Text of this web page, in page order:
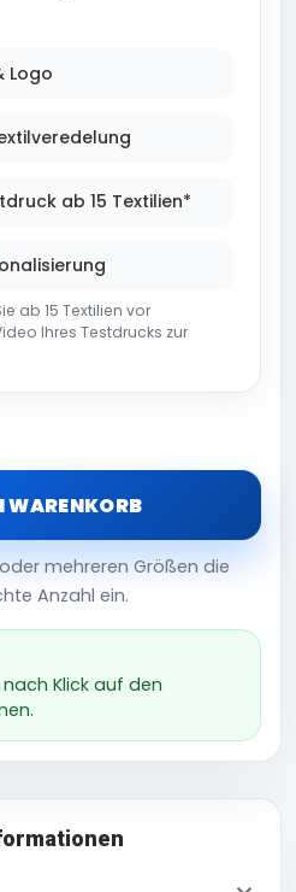
Logo
ab 15 Textilien*
ab 15 Textilien vor
Ihres Testdrucks zur
WARENKORB
mehreren Größen die
Anzahl ein.
Klick auf den